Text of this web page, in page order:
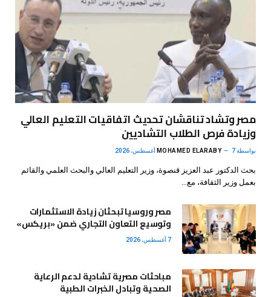
مصر وتشاد تناقشان تحديث اتفاقيات التعليم العالي
وزيادة فرص الطلاب التشاديين
بواسطة MOHAMED ELARABY 7 أغسطس، 2026
بحث الدكتور عبد العزيز قنصوة، وزير التعليم العالي والبحث العلمي والقائم
بعمل وزير الثقافة، مع…
مصر وروسيا تبحثان زيادة الاستثمارات
وتوسيع التعاون التجاري ضمن «بريكس»
7 أغسطس، 2026
مباحثات مصرية تشادية لدعم الرعاية
الصحية وتبادل الخبرات الطبية